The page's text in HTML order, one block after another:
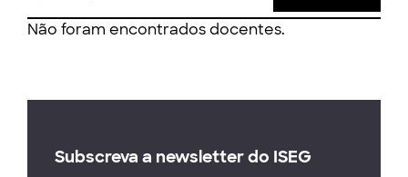
Não foram encontrados docentes.
Subscreva a newsletter do ISEG